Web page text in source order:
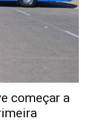
começar a